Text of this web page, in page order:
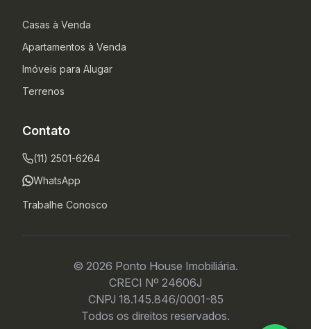
Casas à Venda
Apartamentos à Venda
Imóveis para Alugar
Terrenos
Contato
(11) 2501-6264
WhatsApp
Trabalhe Conosco
© 2026 Ponto House Imobiliária.
CRECI Nº 24606J
CNPJ 18.145.846/0001-85
Todos os direitos reservados.